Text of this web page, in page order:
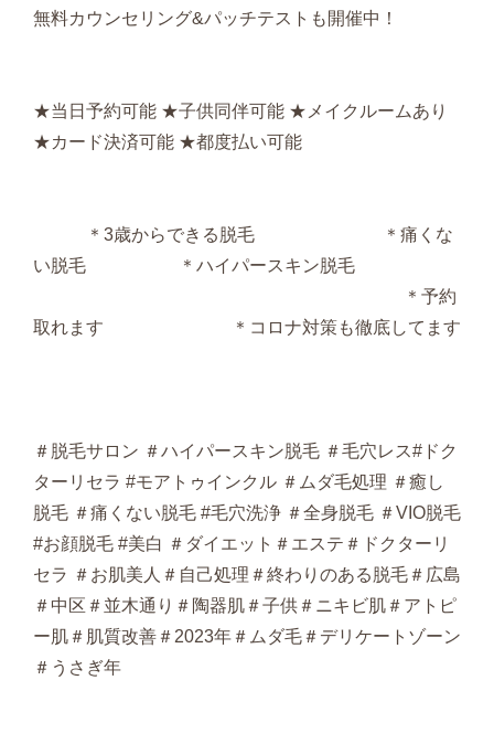
無料カウンセリング&パッチテストも開催中！
★当日予約可能 ★子供同伴可能 ★メイクルームあり
★カード決済可能 ★都度払い可能
＊3歳からできる脱毛 ＊痛くな
い脱毛 ＊ハイパースキン脱毛
＊予約
取れます ＊コロナ対策も徹底してます
＃脱毛サロン ＃ハイパースキン脱毛 ＃毛穴レス#ドク
ターリセラ #モアトゥインクル ＃ムダ毛処理 ＃癒し
脱毛 ＃痛くない脱毛 #毛穴洗浄 ＃全身脱毛 ＃VIO脱毛
#お顔脱毛 #美白 ＃ダイエット＃エステ＃ドクターリ
セラ ＃お肌美人＃自己処理＃終わりのある脱毛＃広島
＃中区＃並木通り＃陶器肌＃子供＃ニキビ肌＃アトピ
ー肌＃肌質改善＃2023年＃ムダ毛＃デリケートゾーン
＃うさぎ年